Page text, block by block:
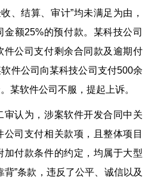
、结算、审计”均未满足为由，
额25%的预付款。某科技公司
件公司支付剩余合同款及逾期付
件公司向某科技公司支付500余
某软件公司不服，提起上诉。
认为，涉案软件开发合同中关
司支付相关款项，且整体项目
付款条件的约定，均属于大型
”条款，违反了公平、诚信以及